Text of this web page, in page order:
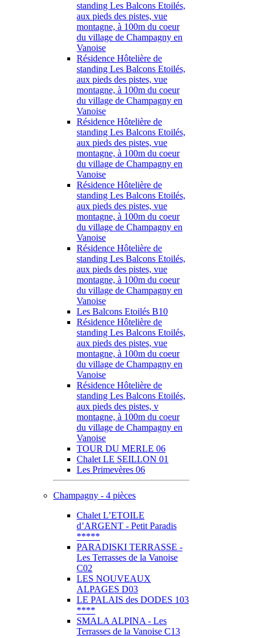
standing Les Balcons Etoilés,
aux pieds des pistes, vue
montagne, à 100m du coeur
du village de Champagny en
Vanoise
Résidence Hôtelière de
standing Les Balcons Etoilés,
aux pieds des pistes, vue
montagne, à 100m du coeur
du village de Champagny en
Vanoise
Résidence Hôtelière de
standing Les Balcons Etoilés,
aux pieds des pistes, vue
montagne, à 100m du coeur
du village de Champagny en
Vanoise
Résidence Hôtelière de
standing Les Balcons Etoilés,
aux pieds des pistes, vue
montagne, à 100m du coeur
du village de Champagny en
Vanoise
Résidence Hôtelière de
standing Les Balcons Etoilés,
aux pieds des pistes, vue
montagne, à 100m du coeur
du village de Champagny en
Vanoise
Les Balcons Etoilés B10
Résidence Hôtelière de
standing Les Balcons Etoilés,
aux pieds des pistes, vue
montagne, à 100m du coeur
du village de Champagny en
Vanoise
Résidence Hôtelière de
standing Les Balcons Etoilés,
aux pieds des pistes, v
montagne, à 100m du coeur
du village de Champagny en
Vanoise
TOUR DU MERLE 06
Chalet LE SEILLON 01
Les Primevères 06
Champagny - 4 pièces
Chalet L’ETOILE
d’ARGENT - Petit Paradis
*****
PARADISKI TERRASSE -
Les Terrasses de la Vanoise
C02
LES NOUVEAUX
ALPAGES D03
LE PALAIS des DODES 103
****
SMALA ALPINA - Les
Terrasses de la Vanoise C13